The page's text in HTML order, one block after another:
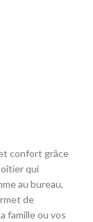
confort grâce
qui
au bureau,
de
famille ou vos